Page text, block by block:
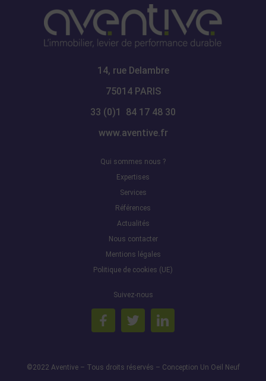
14, rue Delambre
75014 PARIS
33 (0)1 84 17 48 30
www.aventive.fr
Qui sommes nous ?
Expertises
Services
Références
Actualités
Nous contacter
Mentions légales
Politique de cookies (UE)
Suivez-nous
©2022 Aventive – Tous droits réservés – Conception Un Oeil Neuf